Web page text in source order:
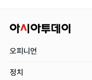
오피니언
정치